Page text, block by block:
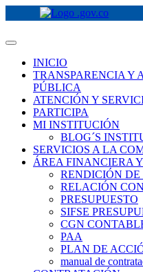
INICIO
TRANSPARENCIA Y
PÚBLICA
ATENCIÓN Y
PARTICIPA
MI INSTITUCIÓN
BLOG´S
SERVICIOS A LA
ÁREA FINANCIERA
RENDICIÓN DE
RELACIÓN
PRESUPUESTO
SIFSE
CGN
PAA
PLAN DE
manual de